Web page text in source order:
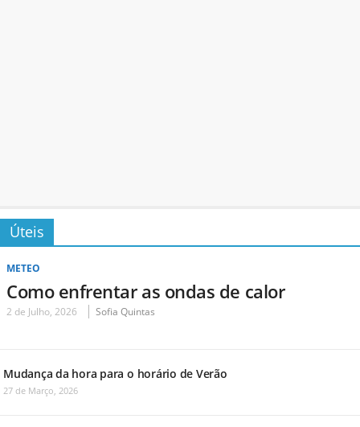
Úteis
METEO
Como enfrentar as ondas de calor
2 de Julho, 2026 Sofia Quintas
Mudança da hora para o horário de Verão
27 de Março, 2026